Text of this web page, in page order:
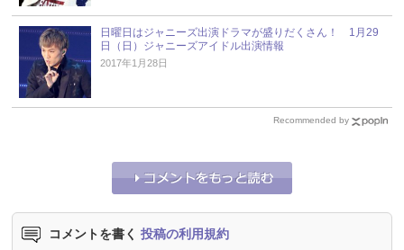
日曜日はジャニーズ出演ドラマが盛りだくさん！ 1月29
日（日）ジャニーズアイドル出演情報
2017年1月28日
Recommended by
コメントを書く 投稿の利用規約